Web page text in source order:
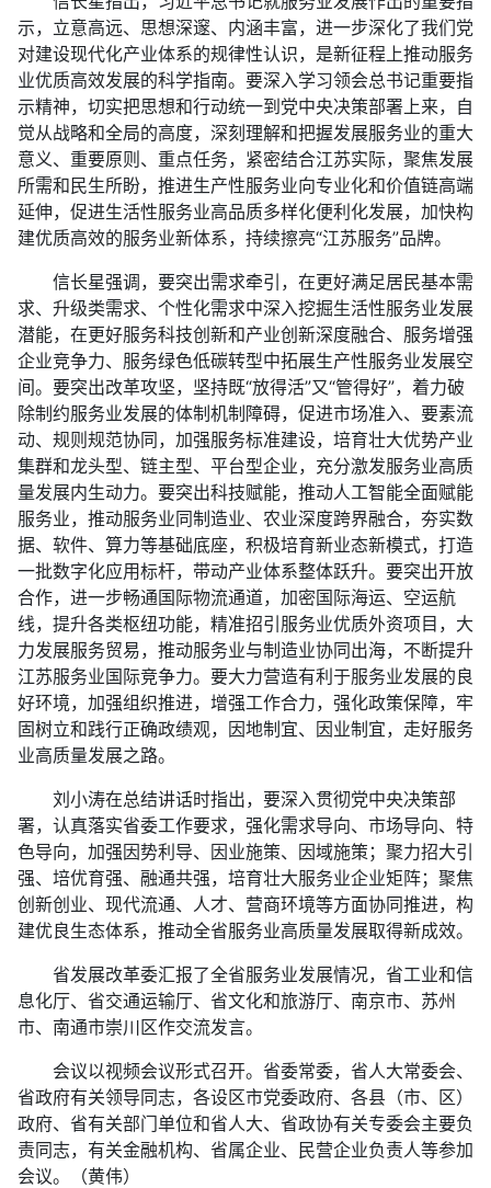
示，立意高远、思想深邃、内涵丰富，进一步深化了我们党
对建设现代化产业体系的规律性认识，是新征程上推动服务
业优质高效发展的科学指南。要深入学习领会总书记重要指
示精神，切实把思想和行动统一到党中央决策部署上来，自
觉从战略和全局的高度，深刻理解和把握发展服务业的重大
意义、重要原则、重点任务，紧密结合江苏实际，聚焦发展
所需和民生所盼，推进生产性服务业向专业化和价值链高端
延伸，促进生活性服务业高品质多样化便利化发展，加快构
建优质高效的服务业新体系，持续擦亮“江苏服务”品牌。
信长星强调，要突出需求牵引，在更好满足居民基本需
求、升级类需求、个性化需求中深入挖掘生活性服务业发展
潜能，在更好服务科技创新和产业创新深度融合、服务增强
企业竞争力、服务绿色低碳转型中拓展生产性服务业发展空
间。要突出改革攻坚，坚持既“放得活”又“管得好”，着力破
除制约服务业发展的体制机制障碍，促进市场准入、要素流
动、规则规范协同，加强服务标准建设，培育壮大优势产业
集群和龙头型、链主型、平台型企业，充分激发服务业高质
量发展内生动力。要突出科技赋能，推动人工智能全面赋能
服务业，推动服务业同制造业、农业深度跨界融合，夯实数
据、软件、算力等基础底座，积极培育新业态新模式，打造
一批数字化应用标杆，带动产业体系整体跃升。要突出开放
合作，进一步畅通国际物流通道，加密国际海运、空运航
线，提升各类枢纽功能，精准招引服务业优质外资项目，大
力发展服务贸易，推动服务业与制造业协同出海，不断提升
江苏服务业国际竞争力。要大力营造有利于服务业发展的良
好环境，加强组织推进，增强工作合力，强化政策保障，牢
固树立和践行正确政绩观，因地制宜、因业制宜，走好服务
业高质量发展之路。
刘小涛在总结讲话时指出，要深入贯彻党中央决策部
署，认真落实省委工作要求，强化需求导向、市场导向、特
色导向，加强因势利导、因业施策、因域施策；聚力招大引
强、培优育强、融通共强，培育壮大服务业企业矩阵；聚焦
创新创业、现代流通、人才、营商环境等方面协同推进，构
建优良生态体系，推动全省服务业高质量发展取得新成效。
省发展改革委汇报了全省服务业发展情况，省工业和信
息化厅、省交通运输厅、省文化和旅游厅、南京市、苏州
市、南通市崇川区作交流发言。
会议以视频会议形式召开。省委常委，省人大常委会、
省政府有关领导同志，各设区市党委政府、各县（市、区）
政府、省有关部门单位和省人大、省政协有关专委会主要负
责同志，有关金融机构、省属企业、民营企业负责人等参加
会议。（黄伟）